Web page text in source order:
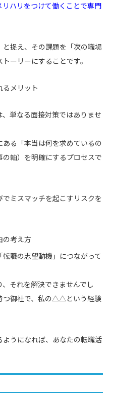
ハリをつけて働くことで専門
捉え、その課題を「次の職場
ーリーにすることです。
るメリット
単なる面接対策ではありませ
る「本当は何を求めているの
軸）を明確にするプロセスで
ミスマッチを起こすリスクを
の考え方
職の志望動機」につながって
、それを解決できませんでし
つ御社で、私の△△という経験
うになれば、あなたの転職活